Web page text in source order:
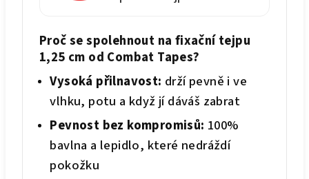
Proč se spolehnout na fixační tejpu
1,25 cm od Combat Tapes?
Vysoká přilnavost: drží pevně i ve
vlhku, potu a když jí dáváš zabrat
Pevnost bez kompromisů: 100%
bavlna a lepidlo, které nedráždí
pokožku